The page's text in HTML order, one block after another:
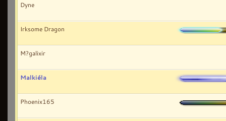
Dyne
Irksome Dragon
M?galixir
Malkiéla
Phoenix165